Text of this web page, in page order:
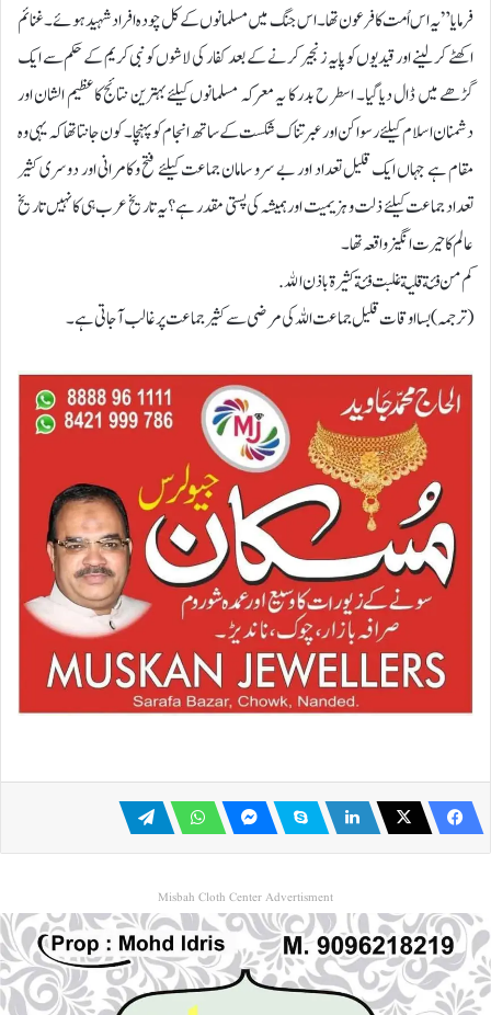
فرمایا ” یہ اس اُمت کا فرعون تھا ۔ اس جنگ میں مسلمانوں کے کل چودہ افراد شہید ہوئے ۔ غنائم
اکھٹے کر لینے اور قیدیوں کو پایہ زنجیر کرنے کے بعدکفار کی لاشوں کو نبی کریم کے حکم سے ایک
گڑھے میں ڈال دیا گیا۔ اسطرح بدر کا یہ معرکہ مسلمانوں کیلئے بہترین نتائج کا عظیم الشان اور
دشمنان اسلام کیلئےرسوا کن اور عبرتناک شکست کے ساتھ انجام کو پہنچا۔ کون جانتا تھا کہ یہی وہ
مقام ہے جہاں ایک قلیل تعداد اور بے سرو سامان جماعت کیلئے فتح و کامرانی اور دوسری کثیر
تعداد جماعت کیلئے ذلت و ہزیمیت اور ہمیشہ کی پستی مقدر ہے؟ یہ تاریخ عرب ہی کا نہیں تاریخ
عالم کا حیرت انگیز واقعہ تھا۔
كم من فئة قلية غلبت فئة كثيرة باذن الله .
(ترجمہ) بسا اوقات قلیل جماعت اللہ کی مرضی سے کثیر جماعت پر غالب آجاتی ہے۔
Misbah Cloth Center Advertisment